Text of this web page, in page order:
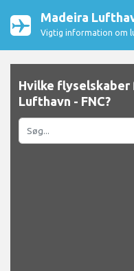
Madeira
Vigtig information om
Hvilke
Lufthavn - FNC?